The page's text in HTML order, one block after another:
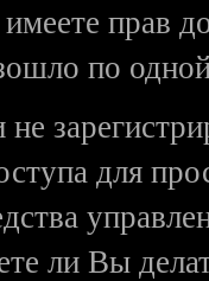
прав
по
для
ли Вы